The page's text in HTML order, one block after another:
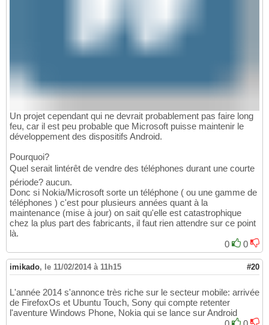
Un projet cependant qui ne devrait probablement pas faire long
feu, car il est peu probable que Microsoft puisse maintenir le
développement des dispositifs Android.
Pourquoi?
Quel serait lintérêt de vendre des téléphones durant une courte
période? aucun.
Donc si Nokia/Microsoft sorte un téléphone ( ou une gamme de
téléphones ) c'est pour plusieurs années quant à la
maintenance (mise à jour) on sait qu'elle est catastrophique
chez la plus part des fabricants, il faut rien attendre sur ce point
là.
0
0
imikado, le 11/02/2014 à 11h15 #20
L'année 2014 s'annonce très riche sur le secteur mobile: arrivée
de FirefoxOs et Ubuntu Touch, Sony qui compte retenter
l'aventure Windows Phone, Nokia qui se lance sur Android